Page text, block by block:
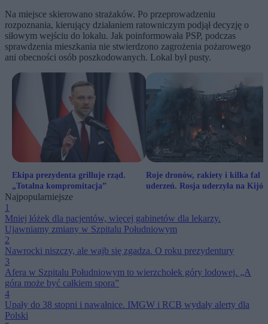
Na miejsce skierowano strażaków. Po przeprowadzeniu
rozpoznania, kierujący działaniem ratowniczym podjął decyzję o
siłowym wejściu do lokalu. Jak poinformowała PSP, podczas
sprawdzenia mieszkania nie stwierdzono zagrożenia pożarowego
ani obecności osób poszkodowanych. Lokal był pusty.
Ekipa prezydenta grilluje rząd.
„Totalna kompromitacja”
Roje dronów, rakiety i kilka fal
uderzeń. Rosja uderzyła na
Najpopularniejsze
1
Mniej łóżek dla pacjentów, więcej gabinetów dla lekarzy.
Ujawniamy zmiany w Szpitalu Południowym
2
Nawrocki niszczy, ale wajb się zgadza. O roku prezydentury
3
Afera w Szpitalu Południowym to wierzchołek góry lodowej. „A
góra może być całkiem spora”
4
Upały do 38 stopni i nawałnice. IMGW i RCB wydały alerty dla
Polski